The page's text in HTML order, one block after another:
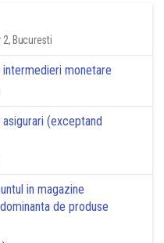
Bucuresti
monetare
(exceptand
in magazine
de produse